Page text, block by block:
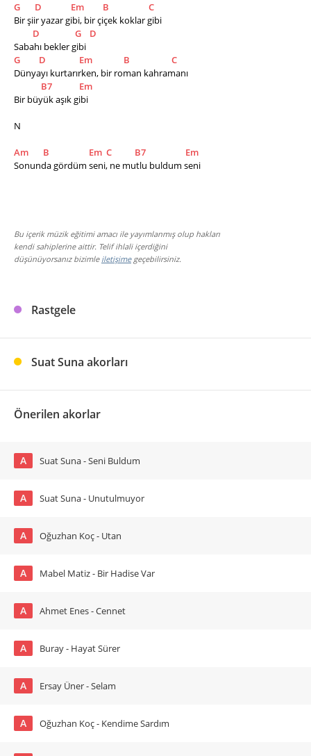
G D Em B
C
Bir şiir yazar gibi, bir çiçek koklar gibi
D
G
D
Sabahı bekler gibi
G
D Em B
C
Dünyayı kurtarırken, bir roman kahramanı
B7
Em
Bir büyük aşık gibi
N
Am B Em C B7
Em
Sonunda gördüm seni, ne mutlu buldum seni
Bu içerik müzik eğitimi amacı ile yayımlanmış olup hakları
kendi sahiplerine aittir. Telif ihlali içerdiğini
düşünüyorsanız bizimle iletişimegeçebilirsiniz.
Rastgele
Suat Suna akorları
Önerilen akorlar
A Suat Suna - Seni Buldum
A Suat Suna - Unutulmuyor
A Oğuzhan Koç - Utan
A Mabel Matiz - Bir Hadise Var
A Ahmet Enes - Cennet
A Buray - Hayat Sürer
A Ersay Üner - Selam
A Oğuzhan Koç - Kendime Sardım